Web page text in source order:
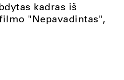
kadras iš
"Nepavadintas",